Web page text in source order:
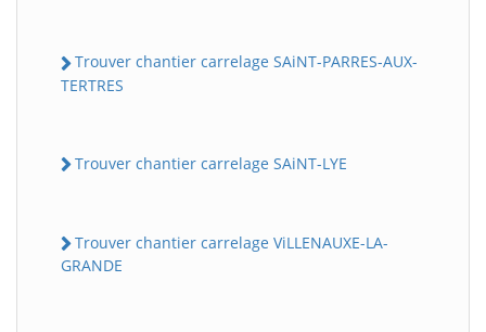
Trouver chantier carrelage SAiNT-PARRES-AUX-
TERTRES
Trouver chantier carrelage SAiNT-LYE
Trouver chantier carrelage ViLLENAUXE-LA-
GRANDE